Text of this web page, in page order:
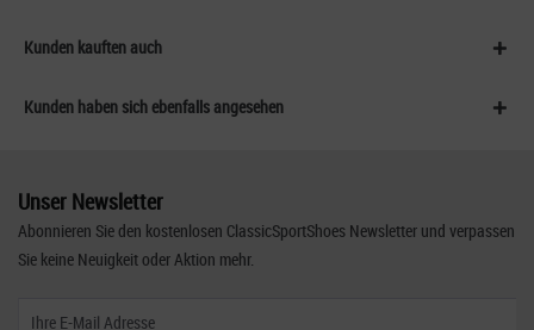
Kunden kauften auch
Kunden haben sich ebenfalls angesehen
Unser Newsletter
Abonnieren Sie den kostenlosen ClassicSportShoes Newsletter und verpassen
Sie keine Neuigkeit oder Aktion mehr.